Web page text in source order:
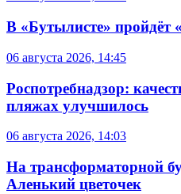
В «Бутылисте» пройдёт
06 августа 2026, 14:45
Роспотребнадзор:
пляжах улучшилось
06 августа 2026, 14:03
На трансформаторной
Аленький цветочек